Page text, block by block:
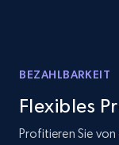
and more.
2.1K+
BEZAHLBARKEIT
Flexibles
Profitieren Sie von